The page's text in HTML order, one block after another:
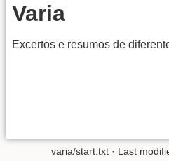
Varia
Excertos e resumos de
varia/start.txt · Last